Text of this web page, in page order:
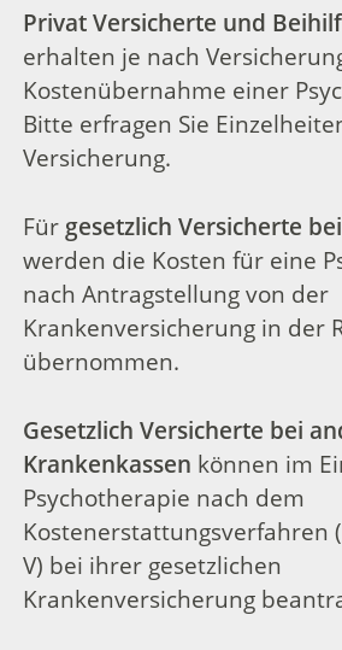
Privat Versicherte und
erhalten je nach
Kostenübernahme einer
Bitte erfragen Sie
Versicherung.
Für gesetzlich Versicherte
werden die Kosten für eine
nach Antragstellung von der
Krankenversicherung in der
übernommen.
Gesetzlich Versicherte bei
Krankenkassen können im
Psychotherapie nach dem
Kostenerstattungsverfahren
V) bei ihrer gesetzlichen
Krankenversicherung